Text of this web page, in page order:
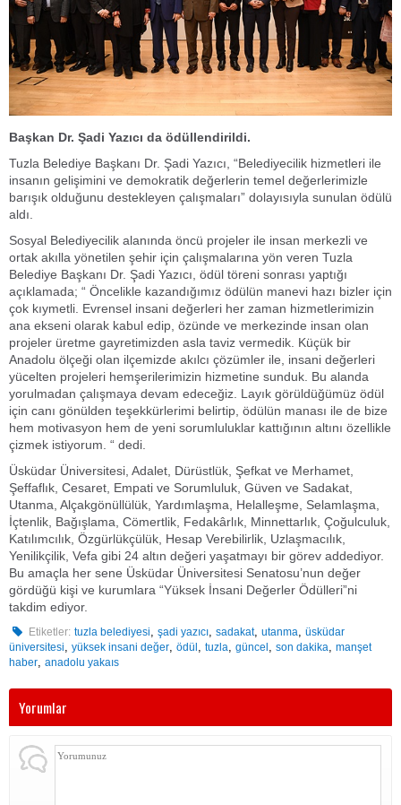
Başkan Dr. Şadi Yazıcı da ödüllendirildi.
Tuzla Belediye Başkanı Dr. Şadi Yazıcı, “Belediyecilik hizmetleri ile
insanın gelişimini ve demokratik değerlerin temel değerlerimizle
barışık olduğunu destekleyen çalışmaları” dolayısıyla sunulan ödülü
aldı.
Sosyal Belediyecilik alanında öncü projeler ile insan merkezli ve
ortak akılla yönetilen şehir için çalışmalarına yön veren Tuzla
Belediye Başkanı Dr. Şadi Yazıcı, ödül töreni sonrası yaptığı
açıklamada; “ Öncelikle kazandığımız ödülün manevi hazı bizler için
çok kıymetli. Evrensel insani değerleri her zaman hizmetlerimizin
ana ekseni olarak kabul edip, özünde ve merkezinde insan olan
projeler üretme gayretimizden asla taviz vermedik. Küçük bir
Anadolu ölçeği olan ilçemizde akılcı çözümler ile, insani değerleri
yücelten projeleri hemşerilerimizin hizmetine sunduk. Bu alanda
yorulmadan çalışmaya devam edeceğiz. Layık görüldüğümüz ödül
için canı gönülden teşekkürlerimi belirtip, ödülün manası ile de bize
hem motivasyon hem de yeni sorumluluklar kattığının altını özellikle
çizmek istiyorum. “ dedi.
Üsküdar Üniversitesi, Adalet, Dürüstlük, Şefkat ve Merhamet,
Şeffaflık, Cesaret, Empati ve Sorumluluk, Güven ve Sadakat,
Utanma, Alçakgönüllülük, Yardımlaşma, Helalleşme, Selamlaşma,
İçtenlik, Bağışlama, Cömertlik, Fedakârlık, Minnettarlık, Çoğulculuk,
Katılımcılık, Özgürlükçülük, Hesap Verebilirlik, Uzlaşmacılık,
Yenilikçilik, Vefa gibi 24 altın değeri yaşatmayı bir görev addediyor.
Bu amaçla her sene Üsküdar Üniversitesi Senatosu’nun değer
gördüğü kişi ve kurumlara “Yüksek İnsani Değerler Ödülleri”ni
takdim ediyor.
Etiketler: tuzla belediyesi,şadi yazıcı,sadakat,utanma,üsküdar
üniversitesi, yüksek insani değer, ödül , tuzla, güncel , son dakika, manşet
haber, anadolu yakaıs
Yorumlar